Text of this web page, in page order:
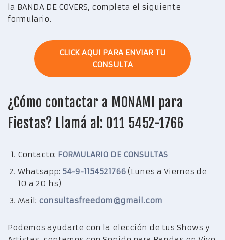
la BANDA DE COVERS, completa el siguiente
formulario.
CLICK AQUI PARA ENVIAR TU
CONSULTA
¿Cómo contactar a MONAMI para
Fiestas? Llamá al: 011 5452-1766
Contacto: FORMULARIO DE CONSULTAS
Whatsapp: 54-9-1154521766 (Lunes a Viernes de
10 a 20 hs)
Mail: consultasfreedom@gmail.com
Podemos ayudarte con la elección de tus Shows y